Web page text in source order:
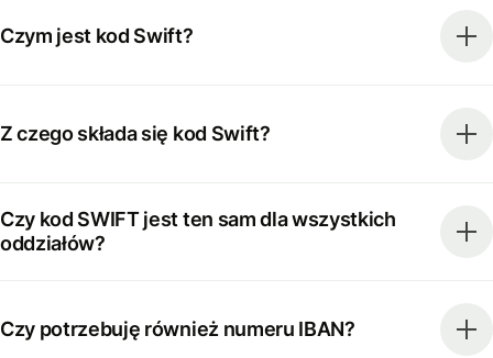
Czym jest kod Swift?
Z czego składa się kod Swift?
Czy kod SWIFT jest ten sam dla wszystkich
oddziałów?
Czy potrzebuję również numeru IBAN?